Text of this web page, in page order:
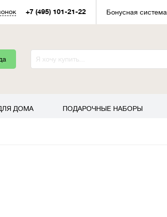
+7 (495) 101-21-22 Бонусная система
ДОМА ПОДАРОЧНЫЕ НАБОРЫ